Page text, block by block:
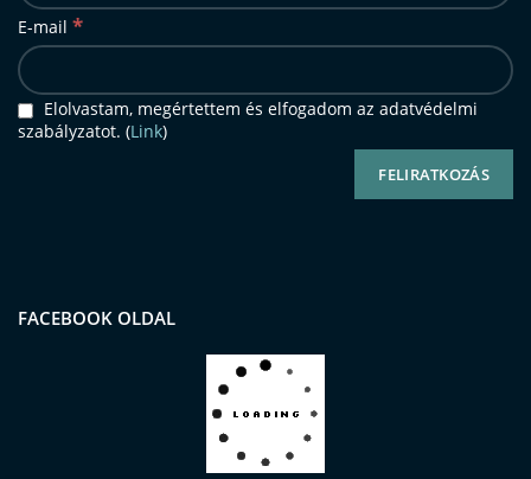
E-mail *
Elolvastam, megértettem és elfogadom az adatvédelmi
szabályzatot. (Link)
FACEBOOK OLDAL